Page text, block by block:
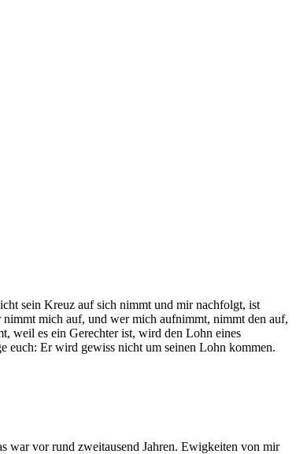
sein Kreuz auf sich nimmt und mir nachfolgt, ist
mich auf, und wer mich aufnimmt, nimmt den auf,
weil es ein Gerechter ist, wird den Lohn eines
euch: Er wird gewiss nicht um seinen Lohn kommen.
war vor rund zweitausend Jahren. Ewigkeiten von mir